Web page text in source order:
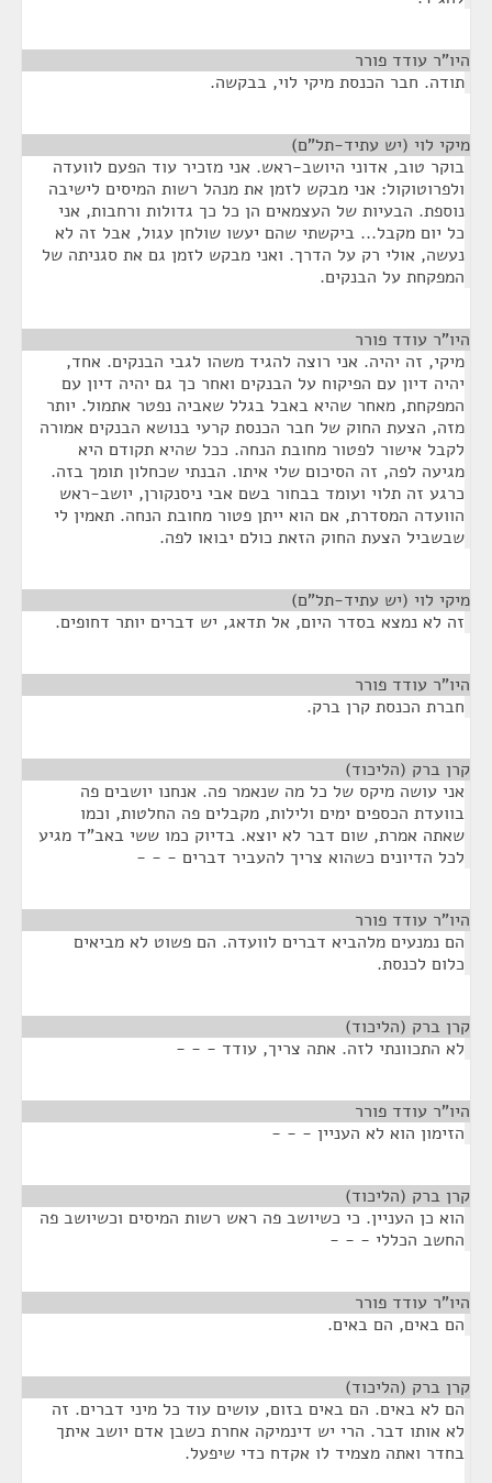
היו"ר עודד פורר
תודה. חבר הכנסת מיקי לוי, בבקשה.
מיקי לוי (יש עתיד-תל"ם)
בוקר טוב, אדוני היושב-ראש. אני מזכיר עוד הפעם לוועדה
ולפרוטוקול: אני מבקש לזמן את מנהל רשות המיסים לישיבה
נוספת. הבעיות של העצמאים הן כל כך גדולות ורחבות, אני
כל יום מקבל... ביקשתי שהם יעשו שולחן עגול, אבל זה לא
נעשה, אולי רק על הדרך. ואני מבקש לזמן גם את סגניתה של
המפקחת על הבנקים.
היו"ר עודד פורר
מיקי, זה יהיה. אני רוצה להגיד משהו לגבי הבנקים. אחד,
יהיה דיון עם הפיקוח על הבנקים ואחר כך גם יהיה דיון עם
המפקחת, מאחר שהיא באבל בגלל שאביה נפטר אתמול. יותר
מזה, הצעת החוק של חבר הכנסת קרעי בנושא הבנקים אמורה
לקבל אישור לפטור מחובת הנחה. ככל שהיא תקודם היא
מגיעה לפה, זה הסיכום שלי איתו. הבנתי שכחלון תומך בזה.
כרגע זה תלוי ועומד בבחור בשם אבי ניסנקורן, יושב-ראש
הוועדה המסדרת, אם הוא ייתן פטור מחובת הנחה. תאמין לי
שבשביל הצעת החוק הזאת כולם יבואו לפה.
מיקי לוי (יש עתיד-תל"ם)
זה לא נמצא בסדר היום, אל תדאג, יש דברים יותר דחופים.
היו"ר עודד פורר
חברת הכנסת קרן ברק.
קרן ברק (הליכוד)
אני עושה מיקס של כל מה שנאמר פה. אנחנו יושבים פה
בוועדת הכספים ימים ולילות, מקבלים פה החלטות, וכמו
שאתה אמרת, שום דבר לא יוצא. בדיוק כמו ששי באב"ד מגיע
לכל הדיונים כשהוא צריך להעביר דברים - - -
היו"ר עודד פורר
הם נמנעים מלהביא דברים לוועדה. הם פשוט לא מביאים
כלום לכנסת.
קרן ברק (הליכוד)
לא התכוונתי לזה. אתה צריך, עודד - - -
היו"ר עודד פורר
הזימון הוא לא העניין - - -
קרן ברק (הליכוד)
הוא כן העניין. כי כשיושב פה ראש רשות המיסים וכשיושב פה
החשב הכללי - - -
היו"ר עודד פורר
הם באים, הם באים.
קרן ברק (הליכוד)
הם לא באים. הם באים בזום, עושים עוד כל מיני דברים. זה
לא אותו דבר. הרי יש דינמיקה אחרת כשבן אדם יושב איתך
בחדר ואתה מצמיד לו אקדח כדי שיפעל.